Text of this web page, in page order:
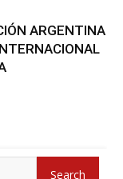
ARGENTINA
Search